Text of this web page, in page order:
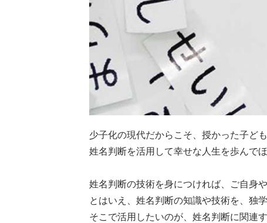
少子化の現代だからこそ、授かった子ど
姓名判断を活用して幸せな人生を歩んで
姓名判断の技術を身につければ、ご自身
とはいえ、姓名判断の知識や技術を、独
そこで活用したいのが、姓名判断に関連す